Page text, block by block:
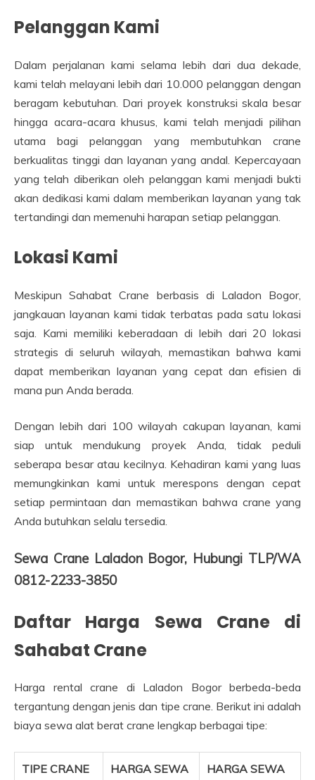
Pelanggan Kami
Dalam perjalanan kami selama lebih dari dua dekade,
kami telah melayani lebih dari 10.000 pelanggan dengan
beragam kebutuhan. Dari proyek konstruksi skala besar
hingga acara-acara khusus, kami telah menjadi pilihan
utama bagi pelanggan yang membutuhkan crane
berkualitas tinggi dan layanan yang andal. Kepercayaan
yang telah diberikan oleh pelanggan kami menjadi bukti
akan dedikasi kami dalam memberikan layanan yang tak
tertandingi dan memenuhi harapan setiap pelanggan.
Lokasi Kami
Meskipun Sahabat Crane berbasis di Laladon Bogor,
jangkauan layanan kami tidak terbatas pada satu lokasi
saja. Kami memiliki keberadaan di lebih dari 20 lokasi
strategis di seluruh wilayah, memastikan bahwa kami
dapat memberikan layanan yang cepat dan efisien di
mana pun Anda berada.
Dengan lebih dari 100 wilayah cakupan layanan, kami
siap untuk mendukung proyek Anda, tidak peduli
seberapa besar atau kecilnya. Kehadiran kami yang luas
memungkinkan kami untuk merespons dengan cepat
setiap permintaan dan memastikan bahwa crane yang
Anda butuhkan selalu tersedia.
Sewa Crane Laladon Bogor, Hubungi TLP/WA
0812-2233-3850
Daftar Harga Sewa Crane di
Sahabat Crane
Harga rental crane di Laladon Bogor berbeda-beda
tergantung dengan jenis dan tipe crane. Berikut ini adalah
biaya sewa alat berat crane lengkap berbagai tipe:
TIPE CRANE HARGA SEWA HARGA SEWA